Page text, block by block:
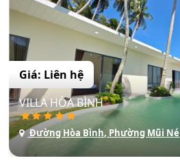
Giá: Liên hệ
VILLA HÒA BÌNH
Đường Hòa Bình, Phường Mũi Né